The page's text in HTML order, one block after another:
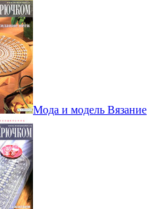
Мода и модель Вязание